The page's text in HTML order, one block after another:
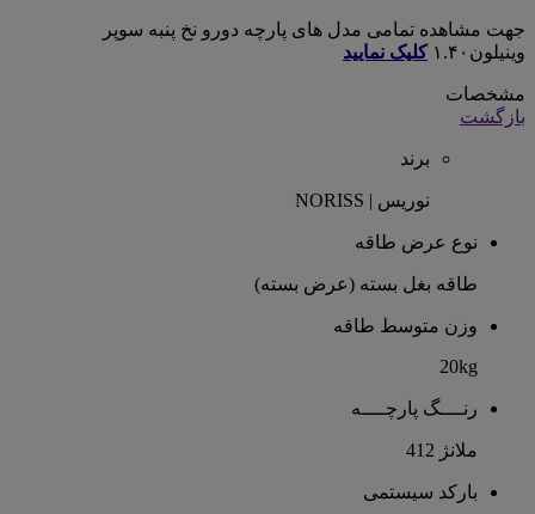
جهت مشاهده تمامی مدل های پارچه دورو نخ پنبه سوپر
وینیلون۱.۴۰
کلیک نمایید
مشخصات
بازگشت
برند
نوریس | NORISS
نوع عرض طاقه
طاقه بغل بسته (عرض بسته)
وزن متوسط طاقه
20kg
رنــــگ پارچــــه
ملانژ 412
بارکد سیستمی